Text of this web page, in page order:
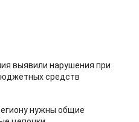
выявили нарушения при
средств
нужны общие